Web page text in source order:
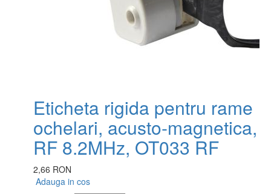
Eticheta rigida pentru rame
ochelari, acusto-magnetica,
RF 8.2MHz, OT033 RF
2,66 RON
Adauga in cos